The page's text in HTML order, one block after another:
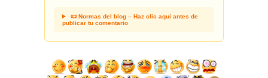
📜 Normas del blog – Haz clic aquí antes de
publicar tu comentario